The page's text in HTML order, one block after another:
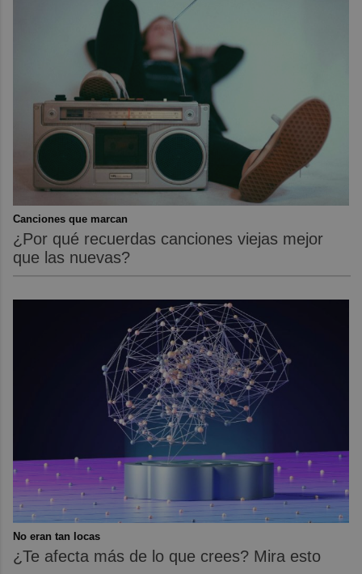
Canciones que marcan
¿Por qué recuerdas canciones viejas mejor
que las nuevas?
No eran tan locas
¿Te afecta más de lo que crees? Mira esto